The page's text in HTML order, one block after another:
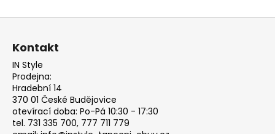
Z
Kontakt
IN Style
Prodejna:
Hradební 14
370 01 České Budějovice
otevírací doba: Po-Pá 10:30 - 17:30
tel. 731 335 700, 777 711 779